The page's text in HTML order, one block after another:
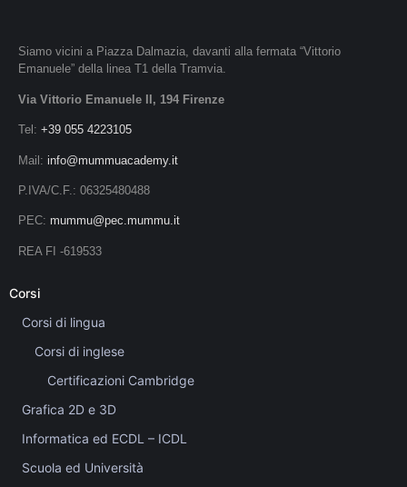
Siamo vicini a Piazza Dalmazia, davanti alla fermata “Vittorio
Emanuele” della linea T1 della Tramvia.
Via Vittorio Emanuele II, 194 Firenze
Tel: +39 055 4223105
Mail: info@mummuacademy.it
P.IVA/C.F.: 06325480488
PEC: mummu@pec.mummu.it
REA FI -619533
Corsi
Corsi di lingua
Corsi di inglese
Certificazioni Cambridge
Grafica 2D e 3D
Informatica ed ECDL – ICDL
Scuola ed Università